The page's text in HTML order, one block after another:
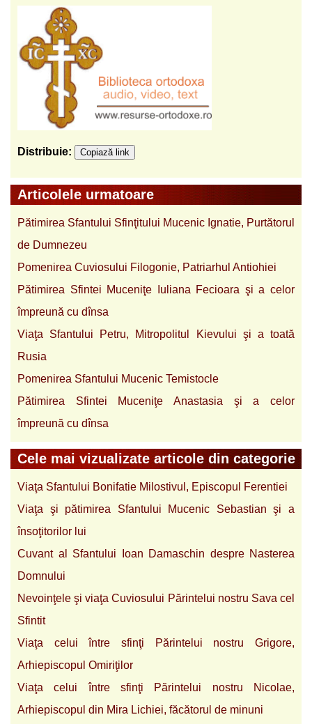
Distribuie: Copiază link
Articolele urmatoare
Pătimirea Sfantului Sfinţitului Mucenic Ignatie, Purtătorul
de Dumnezeu
Pomenirea Cuviosului Filogonie, Patriarhul Antiohiei
Pătimirea Sfintei Muceniţe Iuliana Fecioara şi a celor
împreună cu dînsa
Viaţa Sfantului Petru, Mitropolitul Kievului şi a toată
Rusia
Pomenirea Sfantului Mucenic Temistocle
Pătimirea Sfintei Muceniţe Anastasia şi a celor
împreună cu dînsa
Cele mai vizualizate articole din categorie
Viaţa Sfantului Bonifatie Milostivul, Episcopul Ferentiei
Viaţa şi pătimirea Sfantului Mucenic Sebastian şi a
însoţitorilor lui
Cuvant al Sfantului Ioan Damaschin despre Nasterea
Domnului
Nevoinţele şi viaţa Cuviosului Părintelui nostru Sava cel
Sfintit
Viaţa celui între sfinţi Părintelui nostru Grigore,
Arhiepiscopul Omiriţilor
Viaţa celui între sfinţi Părintelui nostru Nicolae,
Arhiepiscopul din Mira Lichiei, făcătorul de minuni